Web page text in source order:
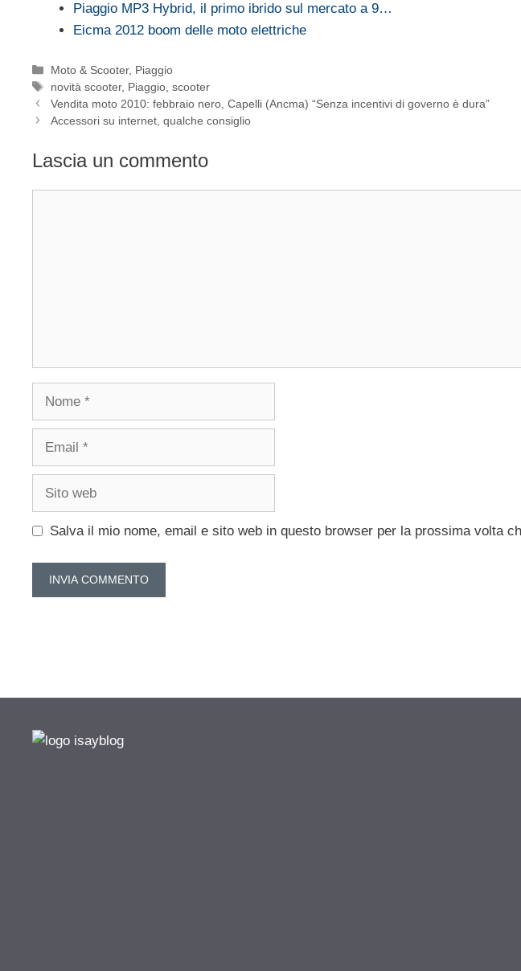
Piaggio MP3 Hybrid, il primo ibrido sul mercato a 9…
Eicma 2012 boom delle moto elettriche
Categorie
Moto & Scooter, Piaggio
Tag
novità scooter, Piaggio ,scooter
Vendita moto 2010: febbraio nero, Capelli (Ancma) “Senza incentivi di governo è dura”
Accessori su internet, qualche consiglio
Lascia un commento
Nome
Email
Sito
Salva il mio nome, email e sito web in questo browser per la prossima volta